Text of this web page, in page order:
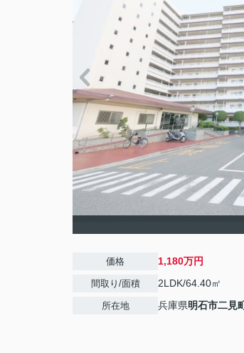
価格 1,180万円
間取り/面積 2LDK/64.40㎡
所在地 兵庫県明石市二見